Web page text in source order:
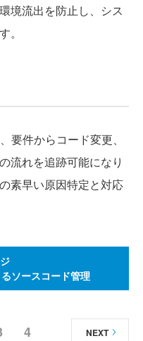
境流出を防止し、シス
。
件からコード変更、
流れを追跡可能になり
素早い原因特定と対応
ソースコード管理
4 NEXT